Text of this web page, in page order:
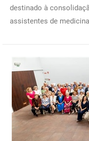
destinado à
assistentes de